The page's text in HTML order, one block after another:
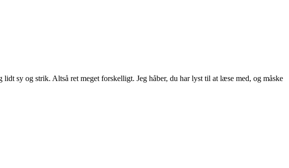
sy og strik. Altså ret meget forskelligt. Jeg håber, du har lyst til at læse med, og måske